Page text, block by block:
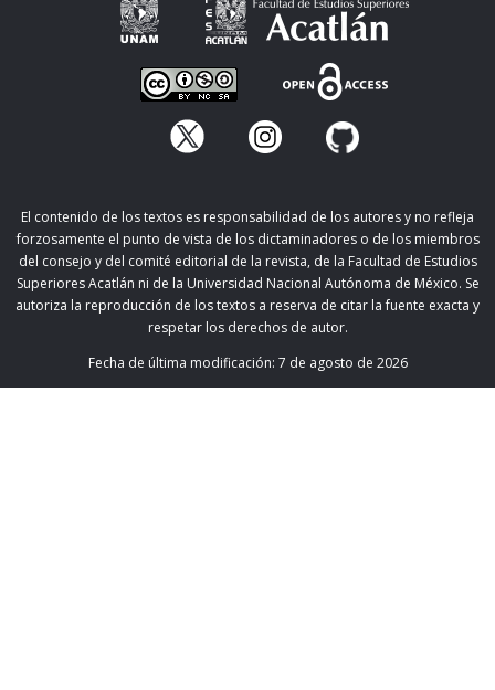
El contenido de los textos es responsabilidad de los autores y no refleja
forzosamente el punto de vista de los dictaminadores o de los miembros
del consejo y del comité editorial de la revista, de la Facultad de Estudios
Superiores Acatlán ni de la Universidad Nacional Autónoma de México. Se
autoriza la reproducción de los textos a reserva de citar la fuente exacta y
respetar los derechos de autor.
Fecha de última modificación: 7 de agosto de 2026